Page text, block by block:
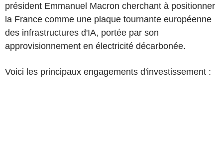
président Emmanuel Macron cherchant à positionner
la France comme une plaque tournante européenne
des infrastructures d'IA, portée par son
approvisionnement en électricité décarbonée.
Voici les principaux engagements d'investissement :